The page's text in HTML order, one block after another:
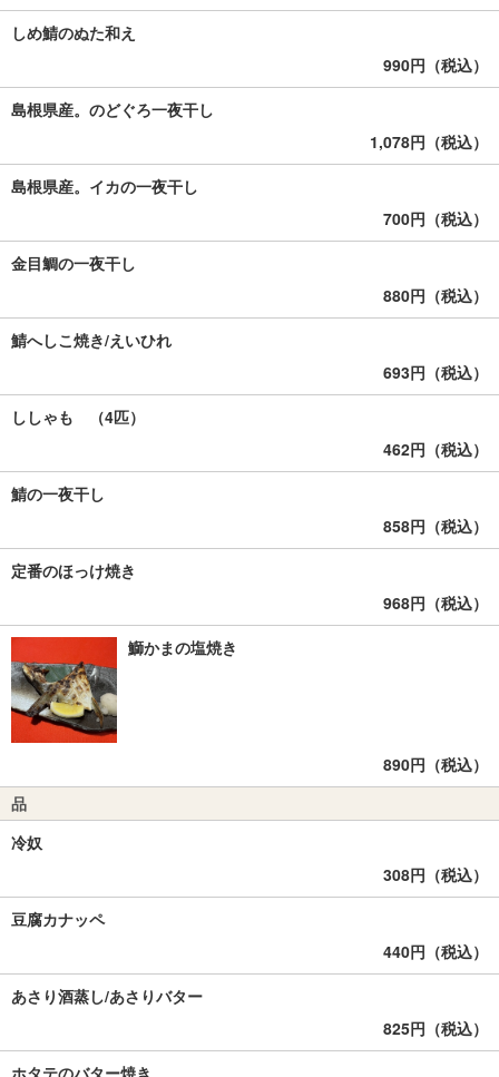
しめ鯖のぬた和え
990円（税込）
島根県産。のどぐろ一夜干し
1,078円（税込）
島根県産。イカの一夜干し
700円（税込）
金目鯛の一夜干し
880円（税込）
鯖へしこ焼き/えいひれ
693円（税込）
ししゃも （4匹）
462円（税込）
鯖の一夜干し
858円（税込）
定番のほっけ焼き
968円（税込）
鰤かまの塩焼き
890円（税込）
品
冷奴
308円（税込）
豆腐カナッペ
440円（税込）
あさり酒蒸し/あさりバター
825円（税込）
ホタテのバター焼き